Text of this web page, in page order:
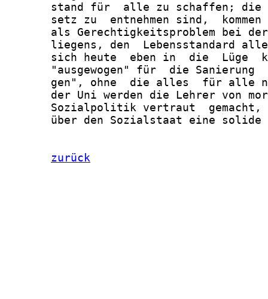
stand für  alle zu schaffen;
setz zu  entnehmen sind,
als Gerechtigkeitsproblem bei
liegens, den  Lebensstandard
sich heute  eben in  die  Lüge
"ausgewogen" für  die Sanierung
gen", ohne  die alles  für alle
der Uni werden die Lehrer von
Sozialpolitik vertraut
über den Sozialstaat eine solide
zurück